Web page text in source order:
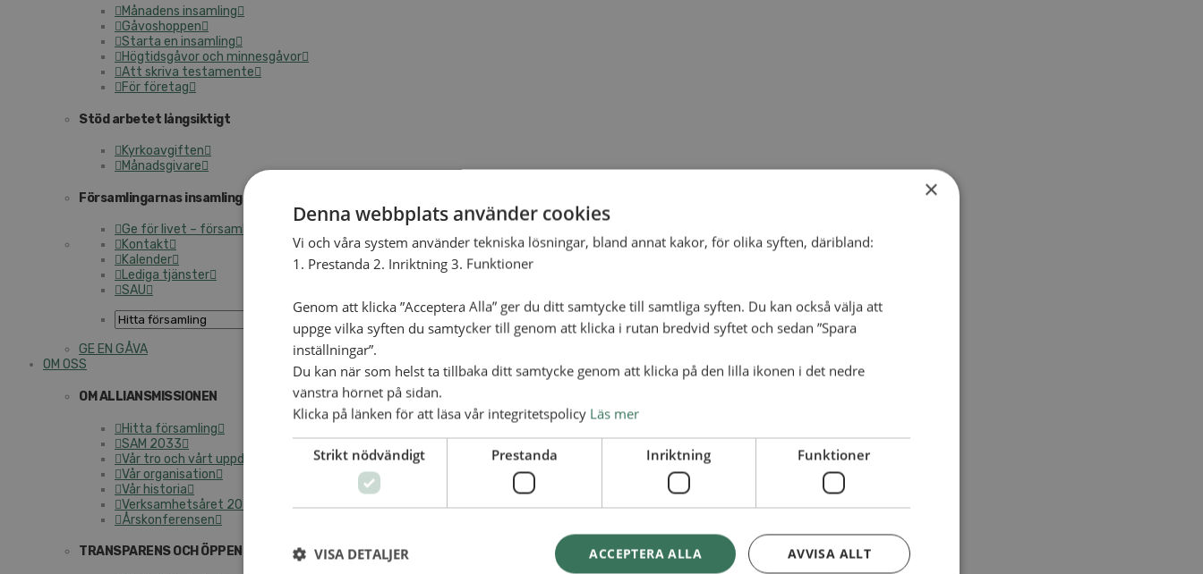
Månadens insamling
Gåvoshoppen
Starta en insamling
Högtidsgåvor och minnesgåvor
Att skriva testamente
För företag
Stöd arbetet långsiktigt
Kyrkoavgiften
Månadsgivare
Församlingarnas insamlingsarbete
Ge för livet – församlingens insamling
Kontakt
Kalender
Lediga tjänster
SAU
GE EN GÅVA
OM OSS
OM ALLIANSMISSIONEN
Hitta församling
SAM 2033
Vår tro och vårt uppdrag
Vår organisation
Vår historia
Verksamhetsåret 2025
Årskonferensen
TRANSPARENS OCH ÖPPENHET
×
Denna webbplats använder cookies
Vi och våra system använder tekniska lösningar, bland annat kakor, för olika syften, däribland:
1. Prestanda 2. Inriktning 3. Funktioner
Genom att klicka ”Acceptera Alla” ger du ditt samtycke till samtliga syften. Du kan också välja att
uppge vilka syften du samtycker till genom att klicka i rutan bredvid syftet och sedan ”Spara
inställningar”.
Du kan när som helst ta tillbaka ditt samtycke genom att klicka på den lilla ikonen i det nedre
vänstra hörnet på sidan.
Klicka på länken för att läsa vår integritetspolicy Läs mer
Strikt nödvändigt Prestanda Inriktning Funktioner
ACCEPTERA ALLA AVVISA ALLT
VISA DETALJER